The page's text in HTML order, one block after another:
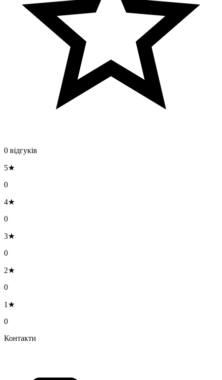
0 відгуків
5★
0
4★
0
3★
0
2★
0
1★
0
Контакти